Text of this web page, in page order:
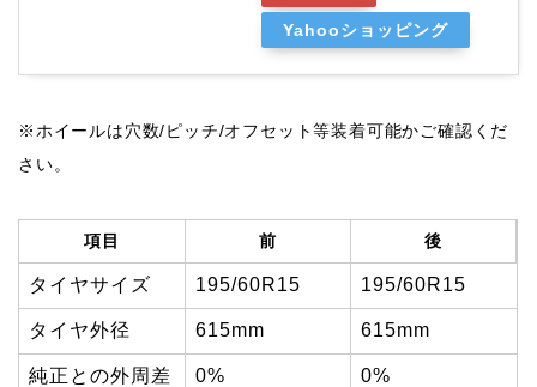
Yahooショッピング
※ホイールは穴数/ピッチ/オフセット等装着可能かご確認くだ
さい。
項目 前 後
タイヤサイズ 195/60R15 195/60R15
タイヤ外径 615mm 615mm
純正との外周差 0% 0%